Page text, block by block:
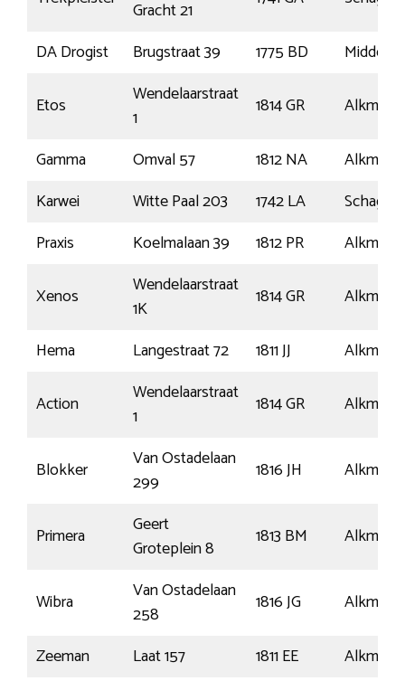
Gracht 21
DA Drogist
Brugstraat 39 1775 BD
Etos
Wendelaarstraat
1
1814 GR
Alkmaar
Gamma
Omval 57 1812 NA
Alkmaar
Karwei
Witte Paal 203 1742 LA
Schagen
Praxis
Koelmalaan 39 1812 PR
Alkmaar
Xenos
Wendelaarstraat
1K
1814 GR
Alkmaar
Hema
Langestraat 72 1811 JJ
Alkmaar
Action
Wendelaarstraat
1
1814 GR Alkmaar
Blokker
Van Ostadelaan
299
1816 JH Alkmaar
Primera
Geert
Groteplein 8
1813 BM Alkmaar
Wibra
Van Ostadelaan
258
1816 JG
Alkmaar
Zeeman
Laat 157 1811 EE
Alkmaar